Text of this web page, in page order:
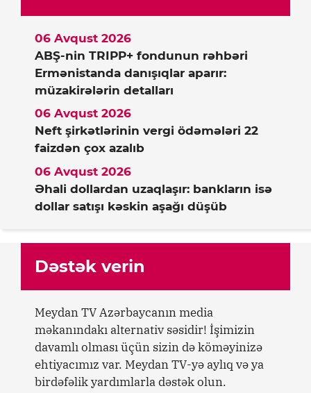
ABŞ-nin TRIPP+ fondunun rəhbəri
Ermənistanda danışıqlar aparır:
müzakirələrin detalları
06 Avqust 2026
Neft şirkətlərinin vergi ödəmələri 22
faizdən çox azalıb
06 Avqust 2026
Əhali dollardan uzaqlaşır: bankların isə
dollar satışı kəskin aşağı düşüb
06 Avqust 2026
Dəstək verin
Meydan TV Azərbaycanın media
məkanındakı alternativ səsidir! İşimizin
davamlı olması üçün sizin də köməyinizə
ehtiyacımız var. Meydan TV-yə aylıq və ya
birdəfəlik yardımlarla dəstək olun.